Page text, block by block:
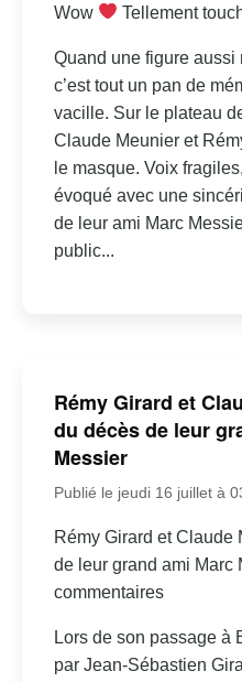
Wow Tellement
Quand une figure aussi
c’est tout un pan de
vacille. Sur le plateau
Claude Meunier et
le masque. Voix
évoqué avec une
de leur ami Marc
public...
Rémy Girard et
du décès de leur
Messier
Publié le jeudi 16 juillet à
Rémy Girard et Claude
de leur grand ami Marc
commentaires
Lors de son passage à
par Jean-Sébastien